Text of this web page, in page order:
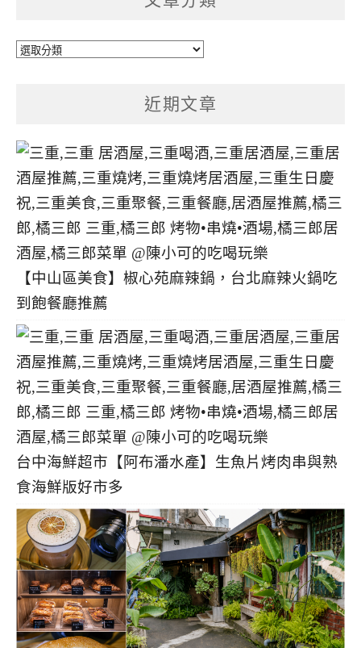
文
近期文章
【中山區美食】椒心苑麻辣鍋，台北麻辣火鍋吃
到飽餐廳推薦
台中海鮮超市【阿布潘水產】生魚片烤肉串與熟
食海鮮版好市多